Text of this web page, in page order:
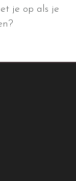
je op als je